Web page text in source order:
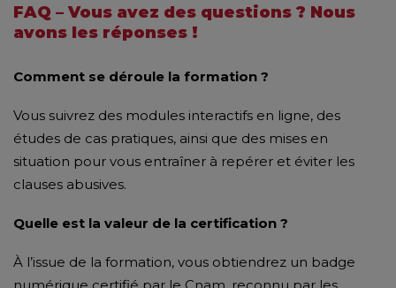
FAQ – Vous avez des questions ? Nous
avons les réponses !
Comment se déroule la formation ?
Vous suivrez des modules interactifs en ligne, des
études de cas pratiques, ainsi que des mises en
situation pour vous entraîner à repérer et éviter les
clauses abusives.
Quelle est la valeur de la certification ?
À l’issue de la formation, vous obtiendrez un badge